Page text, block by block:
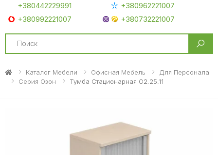
+380442229991
+380962221007
+380992221007
+380732221007
Search
Каталог Мебели Офисная Мебель
Для Персонала
Серия Озон
Тумба Стационарная O2.25.11